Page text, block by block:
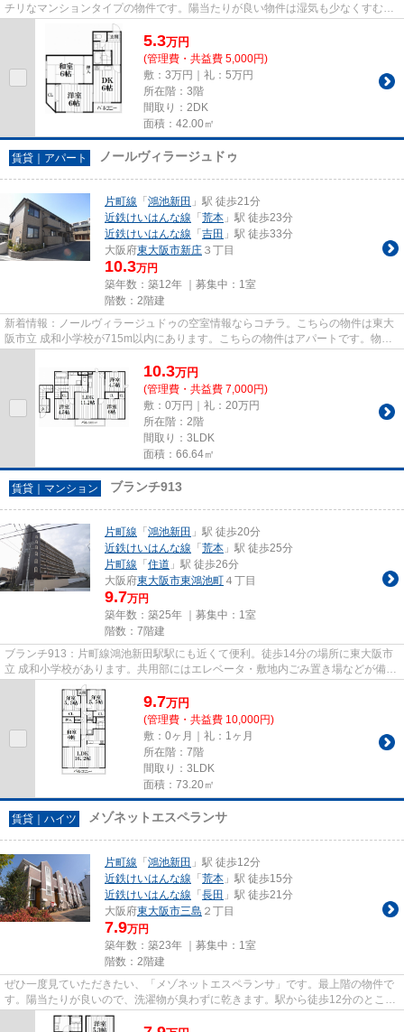
チリなマンションタイプの物件です。陽当たりが良い物件は湿気も少なくすむの
で清潔さを保てます。東大阪市...
5.3万円
(管理費・共益費 5,000円)
敷：3万円｜礼：5万円
所在階：3階
間取り：2DK
面積：42.00㎡
賃貸｜アパート ノールヴィラージュドゥ
片町線 「 鴻池新田 」駅 徒歩21分
近鉄けいはんな線 「 荒本 」駅 徒歩23分
近鉄けいはんな線 「 吉田 」駅 徒歩33分
大阪府東大阪市新庄 ３丁目
10.3万円
築年数：築12年 ｜募集中： 1室
階数：2階建
新着情報：ノールヴィラージュドゥの空室情報ならコチラ。こちらの物件は東大
阪市立 成和小学校が715m以内にあります。こちらの物件はアパートです。物件
10.3万円
(管理費・共益費 7,000円)
敷：0万円｜礼：20万円
所在階：2階
間取り：3LDK
面積：66.64㎡
賃貸｜マンション ブランチ913
片町線 「 鴻池新田 」駅 徒歩20分
近鉄けいはんな線 「 荒本 」駅 徒歩25分
片町線 「 住道 」駅 徒歩26分
大阪府東大阪市東鴻池町 ４丁目
9.7万円
築年数：築25年 ｜募集中： 1室
階数：7階建
ブランチ913：片町線鴻池新田駅駅にも近くて便利。徒歩14分の場所に東大阪市
立 成和小学校があります。共用部にはエレベータ・敷地内ごみ置き場などが備わ
っておりとても充実していま...
9.7万円
(管理費・共益費 10,000円)
敷：0ヶ月｜礼：1ヶ月
所在階：7階
間取り：3LDK
面積：73.20㎡
賃貸｜ハイツ メゾネットエスペランサ
片町線 「 鴻池新田 」駅 徒歩12分
近鉄けいはんな線 「 荒本 」駅 徒歩15分
近鉄けいはんな線 「 長田 」駅 徒歩21分
大阪府東大阪市三島 ２丁目
7.9万円
築年数：築23年 ｜募集中： 1室
階数：2階建
ぜひ一度見ていただきたい、「メゾネットエスペランサ」です。最上階の物件で
す。陽当たりが良いので、洗濯物が臭わずに乾きます。駅から徒歩12分のところ
にあるハイツはいかがでしょ...